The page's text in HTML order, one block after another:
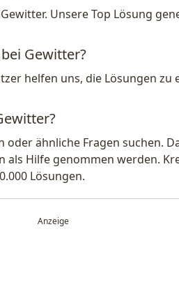
Unsere Top Lösung
Gewitter?
helfen uns, die Lösungen
ähnliche Fragen suchen.
als Hilfe genommen werden.
Lösungen.